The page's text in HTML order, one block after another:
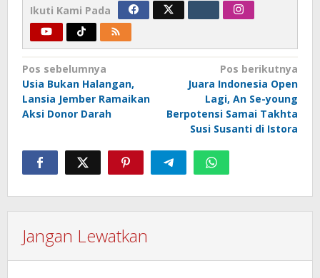
Ikuti Kami Pada
Navigasi
pos
Pos sebelumnya
Usia Bukan Halangan,
Lansia Jember Ramaikan
Aksi Donor Darah
Pos berikutnya
Juara Indonesia Open
Lagi, An Se-young
Berpotensi Samai Takhta
Susi Susanti di Istora
Jangan Lewatkan